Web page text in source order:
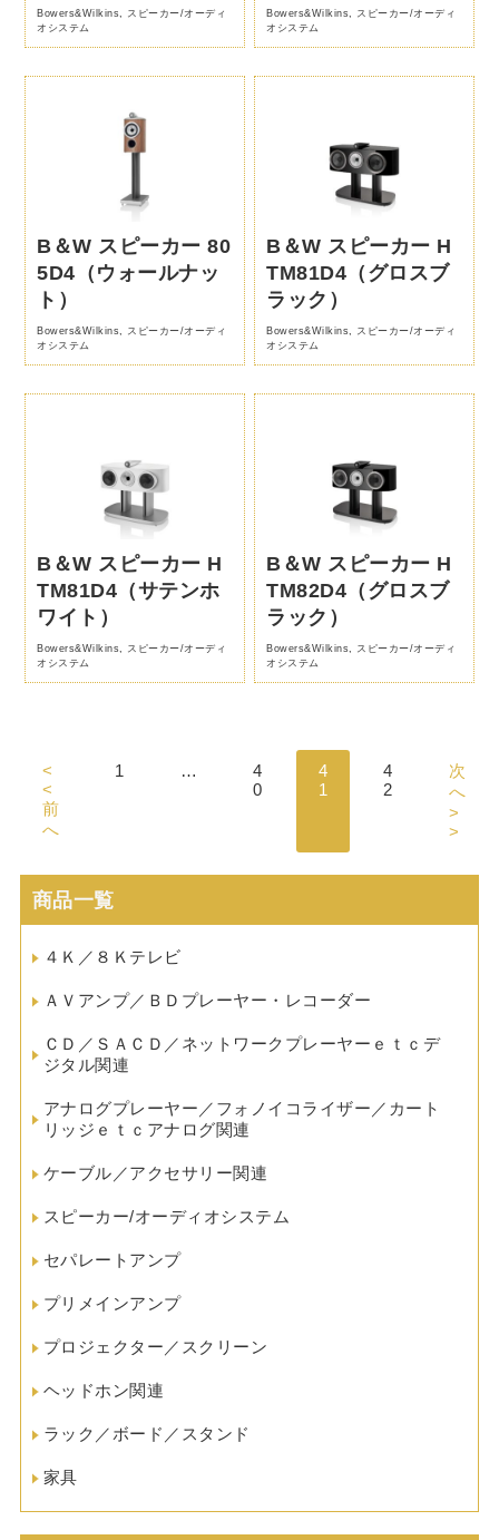
Bowers&Wilkins, スピーカー/オーディ
オシステム
Bowers&Wilkins, スピーカー/オーディ
オシステム
B＆W スピーカー 80
5D4（ウォールナッ
ト）
Bowers&Wilkins
スピーカー/オーディ
オシステム
B＆W スピーカー H
TM81D4（グロスブ
ラック）
Bowers&Wilkins
スピーカー/オーディ
オシステム
B＆W スピーカー H
TM81D4（サテンホ
ワイト）
Bowers&Wilkins
スピーカー/オーディ
オシステム
B＆W スピーカー H
TM82D4（グロスブ
ラック）
Bowers&Wilkins
スピーカー/オーディ
オシステム
<
<
前
へ
1 …
4
0
4
1
4
2
次
へ
>
>
商品一覧
４Ｋ／８Ｋテレビ
ＡＶアンプ／ＢＤプレーヤー・レコーダー
ＣＤ／ＳＡＣＤ／ネットワークプレーヤーｅｔｃデ
ジタル関連
アナログプレーヤー／フォノイコライザー／カート
リッジｅｔｃアナログ関連
ケーブル／アクセサリー関連
スピーカー/オーディオシステム
セパレートアンプ
プリメインアンプ
プロジェクター／スクリーン
ヘッドホン関連
ラック／ボード／スタンド
家具